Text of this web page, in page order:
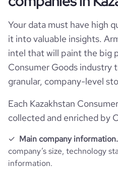
company_name
size_range
employees_count
hq_country
hq_country_iso2
hq_country_iso3
hq_location Алматы,
hq_full_address
Follower counts & changes
Technographics
num_technologies_used
Company websites and social
website
professional_network_url
Website traffic
visits_change_monthly
Employee review score & changes
Your data must have high
it into valuable insights.
intel that will paint the big
Consumer Goods industry
granular, company-level
Each Kazakhstan
collected and enriched by
Main company information.
company’s size, technology
information.